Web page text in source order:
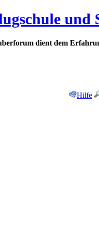
und
dient dem
Hilfe